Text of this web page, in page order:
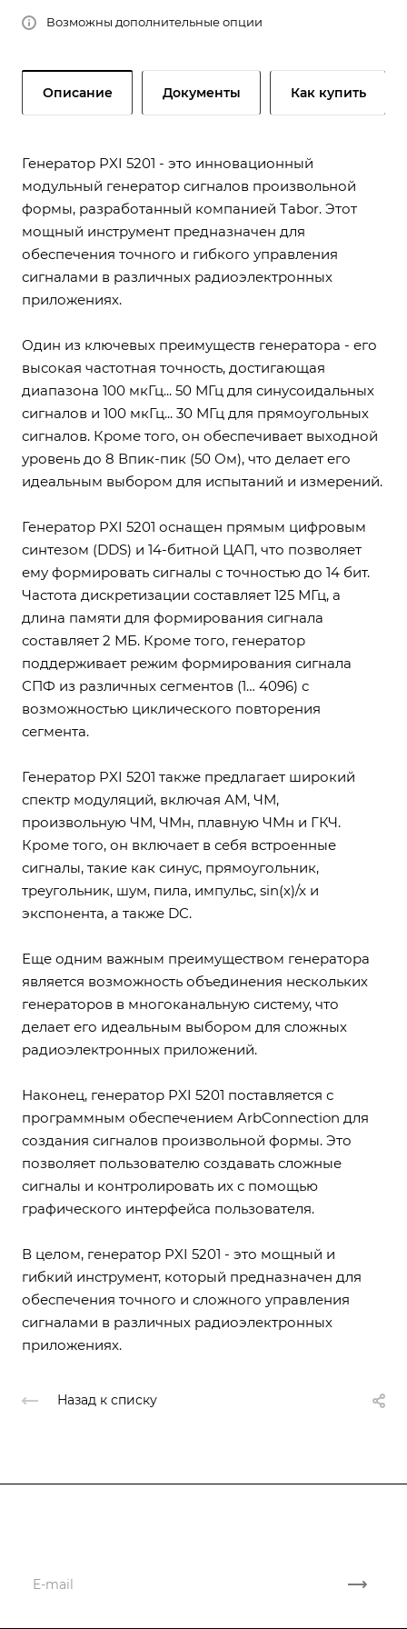
Возможны дополнительные опции
Описание Документы Как купить
Генератор PXI 5201 - это инновационный
модульный генератор сигналов произвольной
формы, разработанный компанией Tabor. Этот
мощный инструмент предназначен для
обеспечения точного и гибкого управления
сигналами в различных радиоэлектронных
приложениях.
Один из ключевых преимуществ генератора - его
высокая частотная точность, достигающая
диапазона 100 мкГц... 50 МГц для синусоидальных
сигналов и 100 мкГц... 30 МГц для прямоугольных
сигналов. Кроме того, он обеспечивает выходной
уровень до 8 Впик-пик (50 Ом), что делает его
идеальным выбором для испытаний и измерений.
Генератор PXI 5201 оснащен прямым цифровым
синтезом (DDS) и 14-битной ЦАП, что позволяет
ему формировать сигналы с точностью до 14 бит.
Частота дискретизации составляет 125 МГц, а
длина памяти для формирования сигнала
составляет 2 МБ. Кроме того, генератор
поддерживает режим формирования сигнала
СПФ из различных сегментов (1… 4096) с
возможностью циклического повторения
сегмента.
Генератор PXI 5201 также предлагает широкий
спектр модуляций, включая АМ, ЧМ,
произвольную ЧМ, ЧМн, плавную ЧМн и ГКЧ.
Кроме того, он включает в себя встроенные
сигналы, такие как синус, прямоугольник,
треугольник, шум, пила, импульс, sin(x)/x и
экспонента, а также DC.
Еще одним важным преимуществом генератора
является возможность объединения нескольких
генераторов в многоканальную систему, что
делает его идеальным выбором для сложных
радиоэлектронных приложений.
Наконец, генератор PXI 5201 поставляется с
программным обеспечением ArbConnection для
создания сигналов произвольной формы. Это
позволяет пользователю создавать сложные
сигналы и контролировать их с помощью
графического интерфейса пользователя.
В целом, генератор PXI 5201 - это мощный и
гибкий инструмент, который предназначен для
обеспечения точного и сложного управления
сигналами в различных радиоэлектронных
приложениях.
Назад к списку